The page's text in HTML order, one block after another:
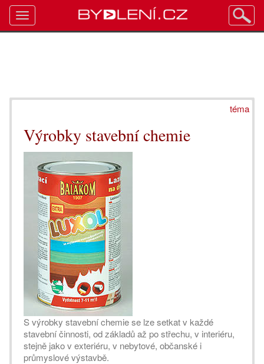
téma
Výrobky stavební chemie
S výrobky stavební chemie se lze setkat v každé
stavební činnosti, od základů až po střechu, v interiéru,
stejně jako v exteriéru, v nebytové, občanské i
průmyslové výstavbě.
Toggle
navigation